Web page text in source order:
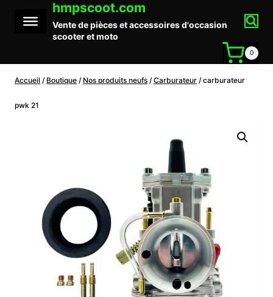
contenu
hmpscoot.com
Vente de pièces et accessoires d'occasion
scooter et moto
0
Accueil / Boutique / Nos produits neufs / Carburateur / carburateur
pwk 21